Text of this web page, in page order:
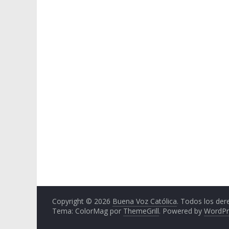
Copyright © 2026 Buena Voz Católica. Todos los
Tema: ColorMag por ThemeGrill. Powered by